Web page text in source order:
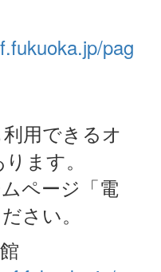
pag
用できるオ
ます。
ページ「電
さい。